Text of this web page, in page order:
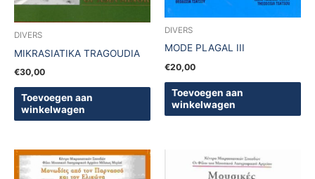
DIVERS
MIKRASIATIKA TRAGOUDIA
€30,00
Toevoegen aan
winkelwagen
DIVERS
MODE PLAGAL III
€20,00
Toevoegen aan
winkelwagen